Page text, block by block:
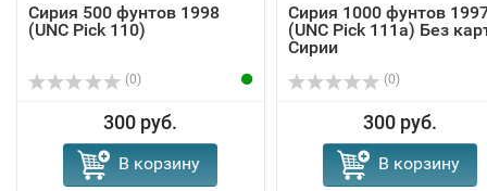
Сирия 500 фунтов 1998
(UNC Pick 110)
(0)
300 руб.
В корзину
Сирия 1000 фунтов
(UNC Pick 111a) Без
Сирии
(0)
300 руб.
В корзину